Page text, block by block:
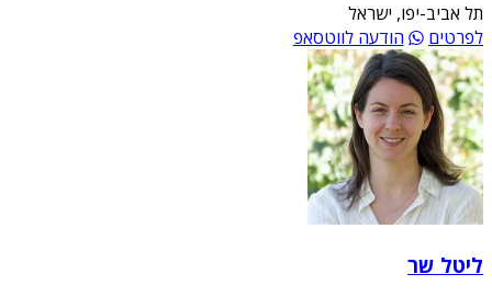
תל אביב-יפו, ישראל
לפרטים
הודעה לווטסאפ
ליטל שר